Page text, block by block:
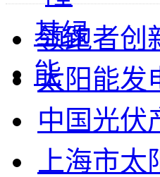
领跑者创
太阳能发
中国光伏
上海市